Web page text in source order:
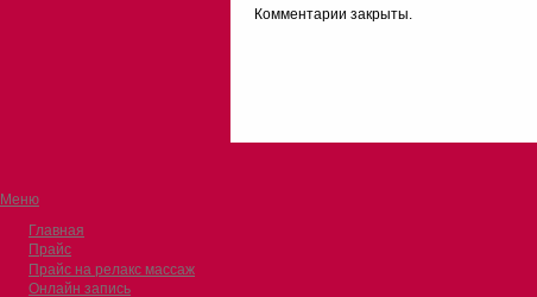
Комментарии закрыты.
Прокрутка
Меню
Главная
Прайс
Прайс на релакс массаж
Онлайн запись